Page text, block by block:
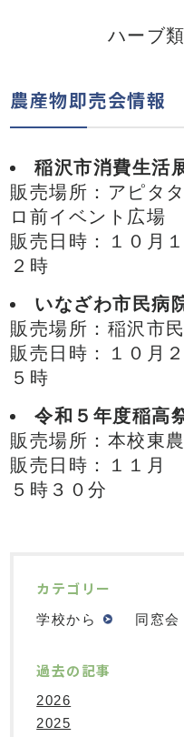
６０
ハーブ類
９０
農産物即売会情報
稲沢市消費生活
販売場所：アピ
ロ前イベント広場
販売日時：１０月
２時
いなざわ市民病
販売場所：稲沢市
販売日時：１０月
５時
令和５年度稲高
販売場所：本校東
販売日時：１１月
５時３０分
カテゴリー
学校から 同窓会
過去の記事
2026
2025